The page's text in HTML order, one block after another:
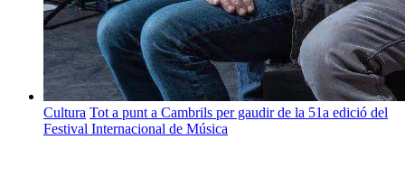
Cultura Tot a punt a Cambrils per gaudir de la 51a edició del
Festival Internacional de Música